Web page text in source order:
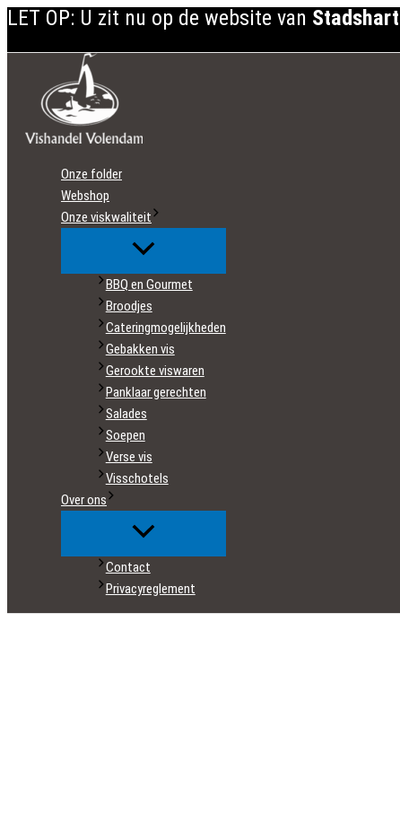
LET OP: U zit nu op de website van Stadshart
Onze folder
Webshop
Onze viskwaliteit
BBQ en Gourmet
Broodjes
Cateringmogelijkheden
Gebakken vis
Gerookte viswaren
Panklaar gerechten
Salades
Soepen
Verse vis
Visschotels
Over ons
Contact
Privacyreglement